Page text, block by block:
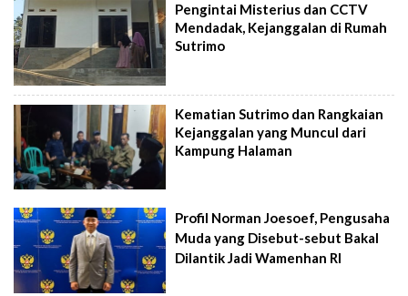
Pengintai Misterius dan CCTV
Mendadak, Kejanggalan di Rumah
Sutrimo
Kematian Sutrimo dan Rangkaian
Kejanggalan yang Muncul dari
Kampung Halaman
Profil Norman Joesoef, Pengusaha
Muda yang Disebut-sebut Bakal
Dilantik Jadi Wamenhan RI